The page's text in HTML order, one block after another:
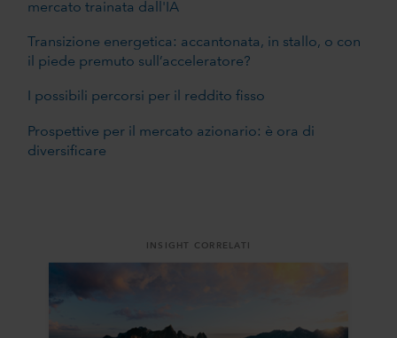
mercato trainata dall'IA
Transizione energetica: accantonata, in stallo, o con
il piede premuto sull’acceleratore?
I possibili percorsi per il reddito fisso
Prospettive per il mercato azionario: è ora di
diversificare
INSIGHT CORRELATI